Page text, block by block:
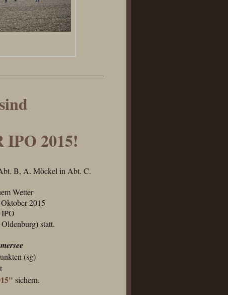
2015!
B, A. Möckel in Abt. C.
Wetter
2015
statt.
(sg)
sichern.